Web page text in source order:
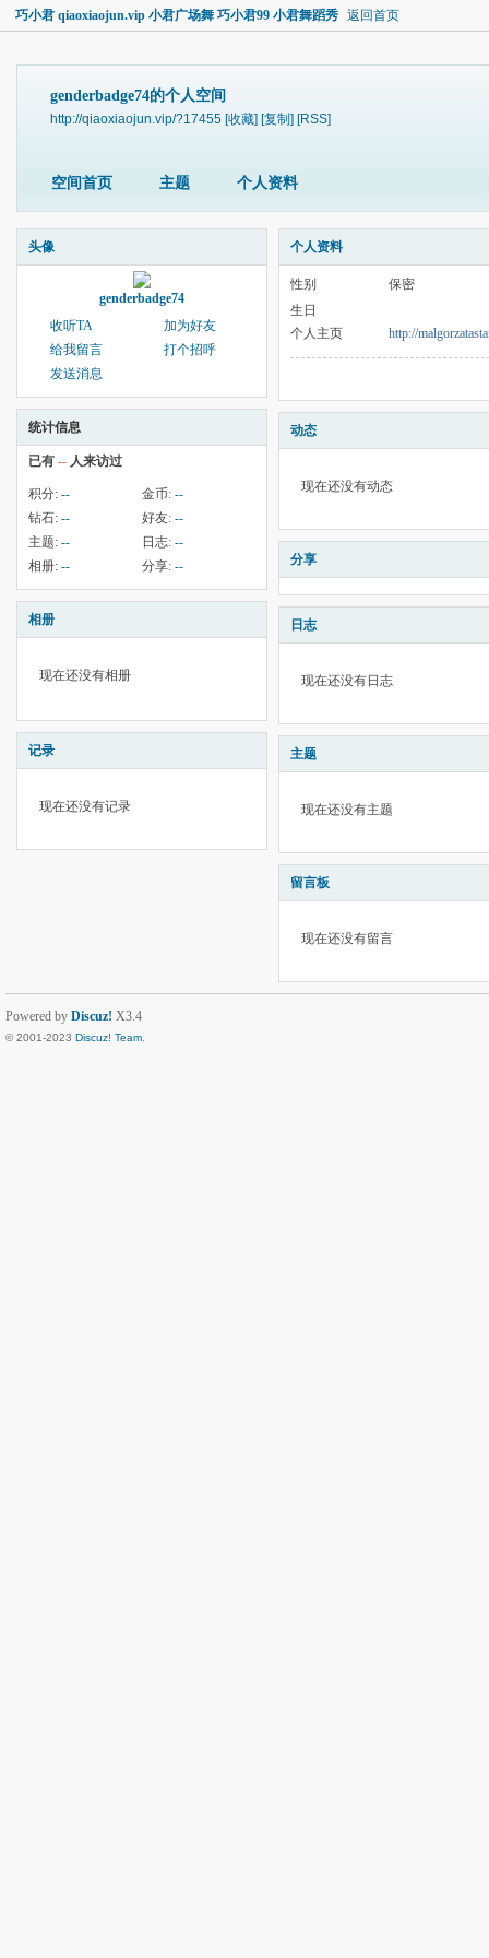
巧小君 qiaoxiaojun.vip 小君广场舞 巧小君99 小君舞蹈秀 返回首页
genderbadge74的个人空间
http://qiaoxiaojun.vip/?17455 [收藏] [复制] [RSS]
空间首页 主题 个人资料
头像
genderbadge74
收听TA
加为好友
给我留言
打个招呼
发送消息
统计信息
已有 -- 人来访过
积分: -- 金币: --
钻石: -- 好友: --
主题: -- 日志: --
相册: -- 分享: --
相册
现在还没有相册
记录
现在还没有记录
个人资料
性别
保密
生日
个人主页
http://
动态
现在还没有动态
分享
日志
现在还没有日志
主题
现在还没有主题
留言板
现在还没有留言
Powered by Discuz! X3.4
© 2001-2023 Discuz! Team